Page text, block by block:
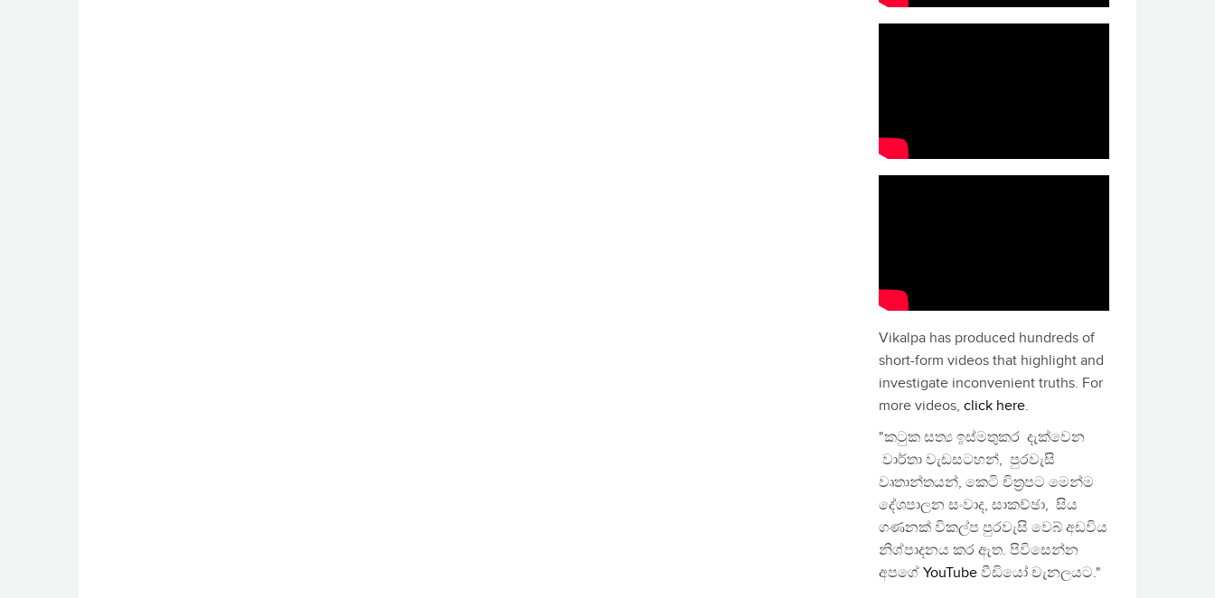
Vikalpa has produced hundreds of
short-form videos that highlight and
investigate inconvenient truths. For
more videos, click here.
"කටුක සත්‍ය ඉස්මතුකර දැක්වෙන
වාර්තා වැඩසටහන්, පුරවැසි
වෘතාන්තයන්, කෙටි චිත්‍රපට මෙන්ම
දේශපාලන සංවාද, සාකච්ඡා, සිය
ගණනක් විකල්ප පුරවැසි වෙබ් අඩවිය
නිශ්පාදනය කර ඇත. පිවිසෙන්න
අපගේ YouTube වීඩියෝ චැනලයට."